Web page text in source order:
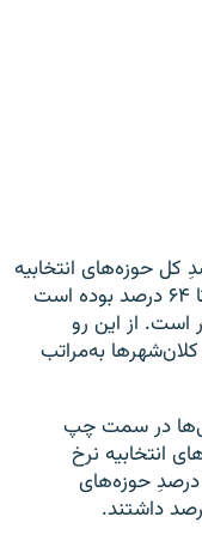
بدین معنا است که در ۱۵ درصدِ کل حوزه‌های انتخابیه
(۲۰۳ حوزه) نرخ مشارکت رسمی بین ۶۰ تا ۶۴ درصد بوده است
است. از این رو
به‌مراتب
در سمت چپ
انتخابیه نرخ
مشارکت رسمی زیر ۵۴ درصد داشتند. ۱۶ درصدِ حوزه‌های